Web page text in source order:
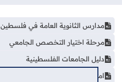
مدارس الثانوية العامة في فلسطين
مرحلة اختيار التخصص الجامعي
دليل الجامعات الفلسطينية
امتحانات إلكترونية - توجيهي